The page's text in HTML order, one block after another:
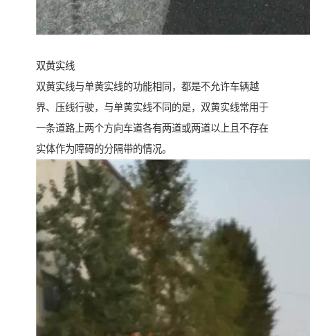
双黄实线
双黄实线与单黄实线的功能相同，都是不允许车辆越
界、压线行驶，与单黄实线不同的是，双黄实线常用于
一条道路上两个方向车道各有两道或两道以上且不存在
实体作为障碍的分隔带的情况。